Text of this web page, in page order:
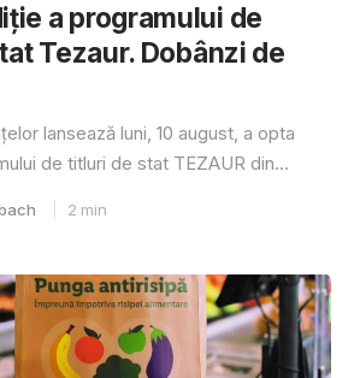
a programului de
Tezaur. Dobânzi de
lansează luni, 10 august, a opta
de titluri de stat TEZAUR din...
2 min